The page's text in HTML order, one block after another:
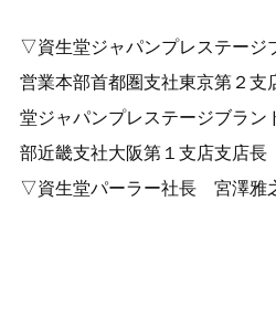
▽資生堂ジャパンプレステージ
営業本部首都圏支社東京第２
堂ジャパンプレステージブラン
部近畿支社大阪第１支店支店
▽資生堂パーラー社長 宮澤雅